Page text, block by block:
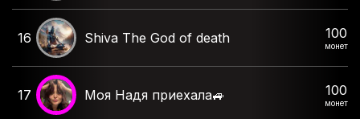
16 Shiva The God of death 100
монет
17 Моя Надя приехала🚙 100
монет